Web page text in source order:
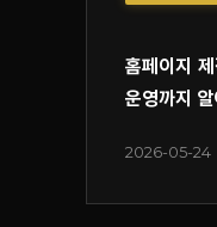
홈페이지
운영까지 알
2026-05-24